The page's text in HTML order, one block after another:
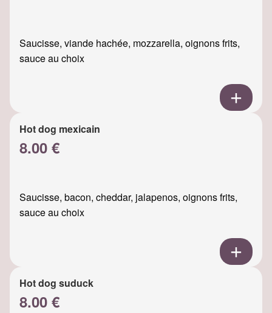
Saucisse, viande hachée, mozzarella, oignons frits,
sauce au choix
Hot dog mexicain
8.00 €
Saucisse, bacon, cheddar, jalapenos, oignons frits,
sauce au choix
Hot dog suduck
8.00 €